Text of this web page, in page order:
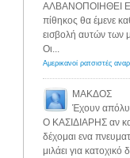
ΑΛΒΑΝΟΠΟΙΗΘΕΙ
πίθηκος θα έμενε
εισβολή αυτών των
Οι...
ΜΑΚΔΟΣ
Έχουν
Ο ΚΑΣΙΔΙΑΡΗΣ αν
δέχομαι ενα
μιλάει για κατοχικό